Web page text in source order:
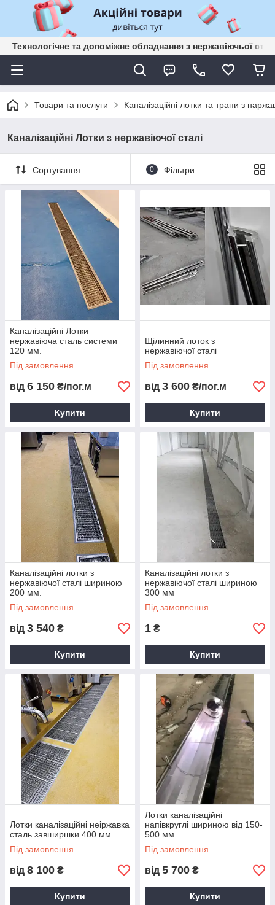
Технологічне та допоміжне обладнання з нержавіючьої
Товари та послуги Каналізаційні лотки та трапи з
Каналізаційні Лотки з нержавіючої сталі
Сортування 0 Фільтри
Каналізаційні Лотки
нержавіюча сталь системи
120 мм.
Під замовлення
від 6 150 ₴/пог.м
Купити
Щілинний лоток з
нержавіючої сталі
Під замовлення
від 3 600 ₴/пог.м
Купити
Каналізаційні лотки з
нержавіючої сталі шириною
200 мм.
Під замовлення
від 3 540 ₴
Купити
Каналізаційні лотки з
нержавіючої сталі шириною
300 мм
Під замовлення
1 ₴
Купити
Лотки каналізаційні неіржавка
сталь завширшки 400 мм.
Під замовлення
від 8 100 ₴
Купити
Лотки каналізаційні
напівкруглі шириною від 150-
500 мм.
Під замовлення
від 5 700 ₴
Купити